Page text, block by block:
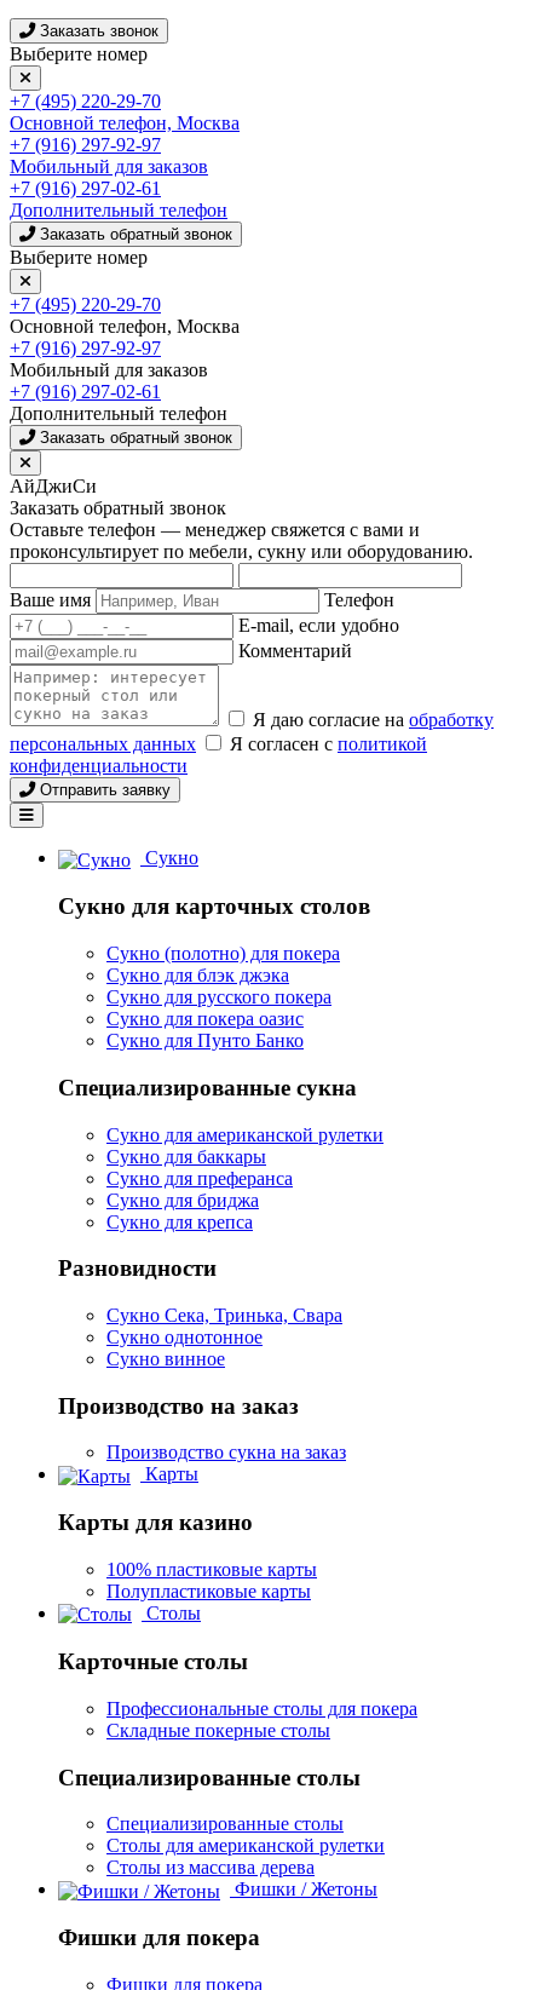
Заказать звонок
Выберите номер
+7 (495) 220-29-70
Основной телефон, Москва
+7 (916) 297-92-97
Мобильный для заказов
+7 (916) 297-02-61
Дополнительный телефон
Заказать обратный звонок
Выберите номер
+7 (495) 220-29-70
Основной телефон, Москва
+7 (916) 297-92-97
Мобильный для заказов
+7 (916) 297-02-61
Дополнительный телефон
Заказать обратный звонок
АйДжиСи
Заказать обратный звонок
Оставьте телефон — менеджер свяжется с вами и
проконсультирует по мебели, сукну или оборудованию.
Ваше имя
Телефон
E-mail, если удобно
Комментарий
Я даю согласие на обработку
персональных данных
Я согласен с политикой
конфиденциальности
Отправить заявку
Сукно
Сукно для карточных столов
Сукно (полотно) для покера
Сукно для блэк джэка
Сукно для русского покера
Сукно для покера оазис
Сукно для Пунто Банко
Специализированные сукна
Сукно для американской рулетки
Сукно для баккары
Сукно для преферанса
Сукно для бриджа
Сукно для крепса
Разновидности
Сукно Сека, Тринька, Свара
Сукно однотонное
Сукно винное
Производство на заказ
Производство сукна на заказ
Карты
Карты для казино
100% пластиковые карты
Полупластиковые карты
Столы
Карточные столы
Профессиональные столы для покера
Складные покерные столы
Специализированные столы
Специализированные столы
Столы для американской рулетки
Столы из массива дерева
Фишки / Жетоны
Фишки для покера
Фишки для покера